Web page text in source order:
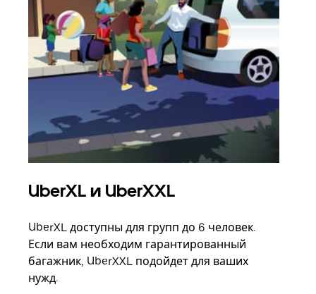
UberXL и UberXXL
UberXL доступны для групп до 6 человек.
Если вам необходим гарантированный
багажник, UberXXL подойдет для ваших
нужд.